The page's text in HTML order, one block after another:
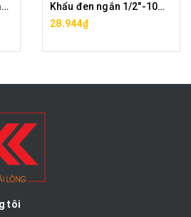
Khẩu đen ngắn 1/2"-9mm CF0042-9
Khẩu đen ngắn 1/2"-10mm CF0042-10
28.944₫
tôi